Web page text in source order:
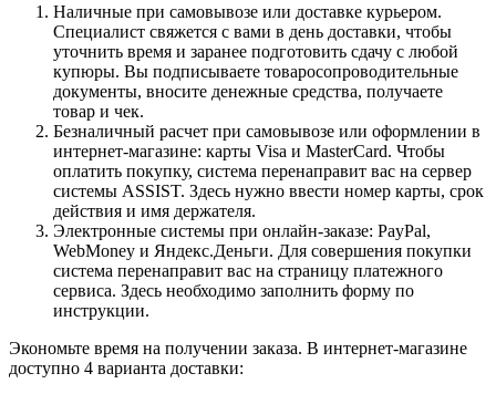
Наличные при самовывозе или доставке курьером.
Специалист свяжется с вами в день доставки, чтобы
уточнить время и заранее подготовить сдачу с любой
купюры. Вы подписываете товаросопроводительные
документы, вносите денежные средства, получаете
товар и чек.
Безналичный расчет при самовывозе или оформлении в
интернет-магазине: карты Visa и MasterCard. Чтобы
оплатить покупку, система перенаправит вас на сервер
системы ASSIST. Здесь нужно ввести номер карты, срок
действия и имя держателя.
Электронные системы при онлайн-заказе: PayPal,
WebMoney и Яндекс.Деньги. Для совершения покупки
система перенаправит вас на страницу платежного
сервиса. Здесь необходимо заполнить форму по
инструкции.
Экономьте время на получении заказа. В интернет-магазине
доступно 4 варианта доставки: